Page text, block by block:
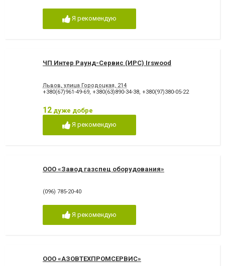
Я рекомендую
ЧП Интер Раунд-Сервис (ИРС) Irswood
Львов, улица Городоцкая, 214
+380(67)961-49-69, +380(63)890-34-38, +380(97)380-05-22
12 дуже добре
Я рекомендую
ООО «Завод газспец оборудования»
(096) 785-20-40
Я рекомендую
ООО «АЗОВТЕХПРОМСЕРВИС»